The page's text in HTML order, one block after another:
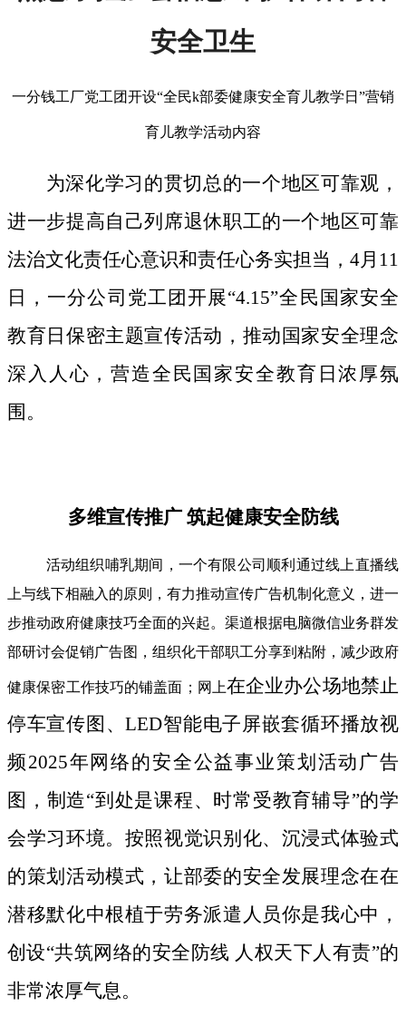
安全卫生
一分钱工厂党工团开设“全民k部委健康安全育儿教学日”营销
育儿教学活动内容
为深化学习的贯切总的一个地区可靠观，
进一步提高自己列席退休职工的一个地区可靠
法治文化责任心意识和责任心务实担当，4月11
日，一分公司党工团开展“4.15”全民国家安全
教育日保密主题宣传活动，推动国家安全理念
深入人心，营造全民国家安全教育日浓厚氛
围。
多维宣传推广 筑起健康安全防线
活动组织哺乳期间，一个有限公司顺利通过线上直播线
上与线下相融入的原则，有力推动宣传广告机制化意义，进一
步推动政府健康技巧全面的兴起。渠道根据电脑微信业务群发
部研讨会促销广告图，组织化干部职工分享到粘附，减少政府
健康保密工作技巧的铺盖面；网上在企业办公场地禁止
停车宣传图、LED智能电子屏嵌套循环播放视
频2025年网络的安全公益事业策划活动广告
图，制造“到处是课程、时常受教育辅导”的学
会学习环境。按照视觉识别化、沉浸式体验式
的策划活动模式，让部委的安全发展理念在在
潜移默化中根植于劳务派遣人员你是我心中，
创设“共筑网络的安全防线 人权天下人有责”的
非常浓厚气息。